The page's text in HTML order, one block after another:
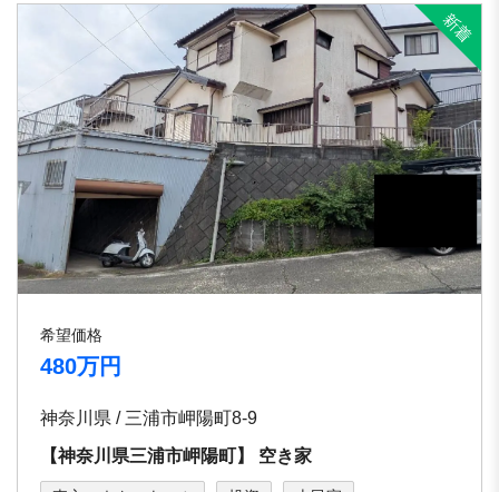
希望価格
480万円
神奈川県 / 三浦市岬陽町8-9
【神奈川県三浦市岬陽町】 空き家